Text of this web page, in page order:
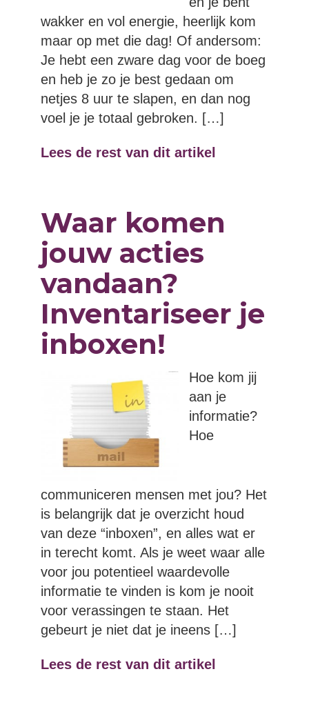
wakker en vol energie, heerlijk kom
maar op met die dag! Of andersom:
Je hebt een zware dag voor de boeg
en heb je zo je best gedaan om
netjes 8 uur te slapen, en dan nog
voel je je totaal gebroken. […]
Lees de rest van dit artikel
Waar komen
jouw acties
vandaan?
Inventariseer je
inboxen!
Hoe kom jij
aan je
informatie?
Hoe
communiceren mensen met jou? Het
is belangrijk dat je overzicht houd
van deze “inboxen”, en alles wat er
in terecht komt. Als je weet waar alle
voor jou potentieel waardevolle
informatie te vinden is kom je nooit
voor verassingen te staan. Het
gebeurt je niet dat je ineens […]
Lees de rest van dit artikel